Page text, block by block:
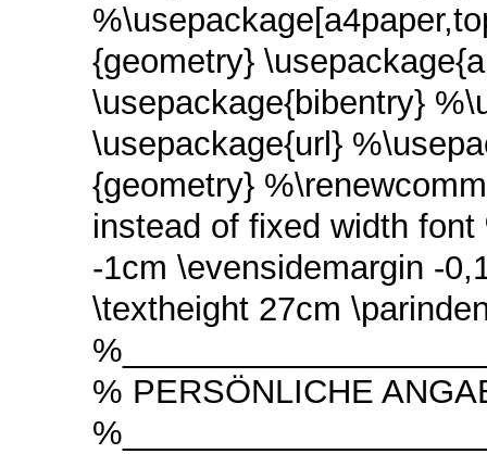
{geometry}
\usepackage{bibentry}
\usepackage{url}
{geometry}
instead of fixed width
-1cm \evensidemargin -
\textheight 27cm
% PERSÖNLICHE